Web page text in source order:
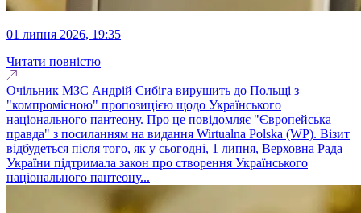
01 липня 2026, 19:35
Читати повністю
Очільник МЗС Андрій Сибіга вирушить до Польщі з
"компромісною" пропозицією щодо Українського
національного пантеону. Про це повідомляє "Європейська
правда" з посиланням на видання Wirtualna Polska (WP). Візит
відбудеться після того, як у сьогодні, 1 липня, Верховна Рада
України підтримала закон про створення Українського
національного пантеону...